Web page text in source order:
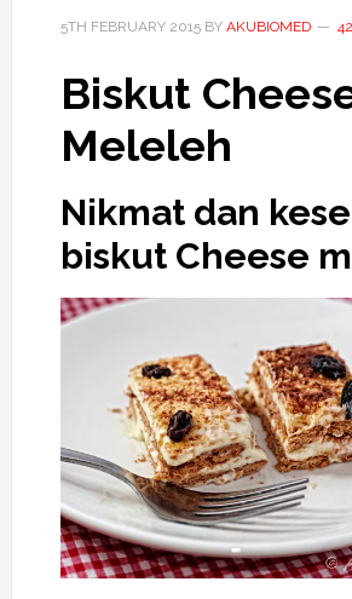
5TH FEBRUARY 2015BY AKUBIOMED
Biskut
Meleleh
Nikmat dan
biskut Cheese